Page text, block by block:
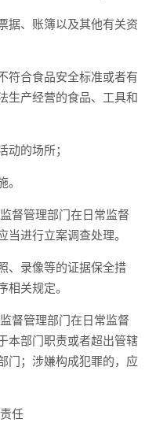
、账簿以及其他有关资
合食品安全标准或者有
生产经营的食品、工具和
的场所；
管理部门在日常监督
进行立案调查处理。
录像等的证据保全措
关规定。
管理部门在日常监督
本部门职责或者超出管辖
门；涉嫌构成犯罪的，应
任